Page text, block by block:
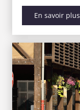
En savoir plus